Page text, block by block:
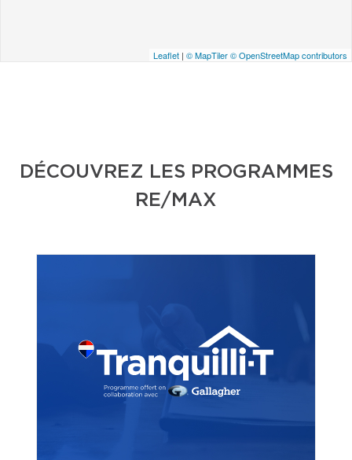
Leaflet | © MapTiler© OpenStreetMap contributors
DÉCOUVREZ LES PROGRAMMES
RE/MAX